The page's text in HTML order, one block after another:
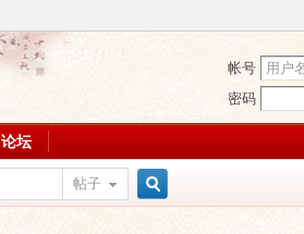
帐号
密码
论坛
帖子